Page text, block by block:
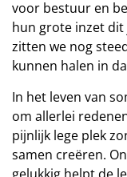
voor bestuur en
hun grote inzet dit
zitten we nog
kunnen halen in
In het leven van
om allerlei
pijnlijk lege plek
samen creëren.
gelukkig helpt de